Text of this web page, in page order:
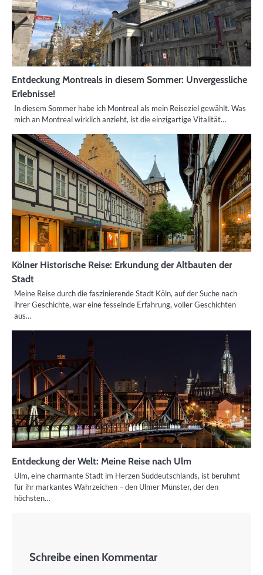
Entdeckung Montreals in diesem Sommer: Unvergessliche
Erlebnisse!
In diesem Sommer habe ich Montreal als mein Reiseziel gewählt. Was
mich an Montreal wirklich anzieht, ist die einzigartige Vitalität…
Kölner Historische Reise: Erkundung der Altbauten der
Stadt
Meine Reise durch die faszinierende Stadt Köln, auf der Suche nach
ihrer Geschichte, war eine fesselnde Erfahrung, voller Geschichten
aus…
Entdeckung der Welt: Meine Reise nach Ulm
Ulm, eine charmante Stadt im Herzen Süddeutschlands, ist berühmt
für ihr markantes Wahrzeichen – den Ulmer Münster, der den
höchsten…
Schreibe einen Kommentar